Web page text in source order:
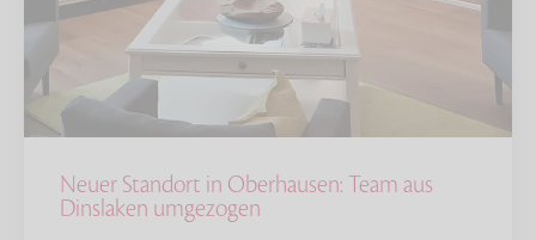
Neuer Standort in Oberhausen: Team aus
Dinslaken umgezogen